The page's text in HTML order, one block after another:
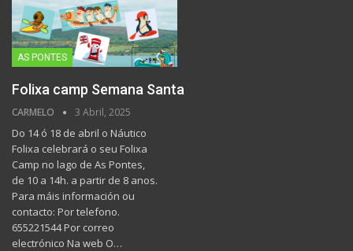
AS PONTES
Folixa camp Semana Santa
CARMELO 3 Abril, 2025
Do 14 ó 18 de abril o Náutico
Folixa celebrará o seu Folixa
Camp no lago de As Pontes,
de 10 a 14h. a partir de 8 anos.
Para máis información ou
contacto: Por telefono.
655221544 Por correo
electrónico Na web O…